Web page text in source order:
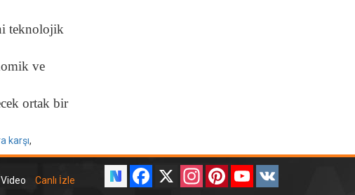
teknolojik
ve
ortak bir
karşı,
Video Canlı İzle
Facebook
X InstagramPinterestYouTube